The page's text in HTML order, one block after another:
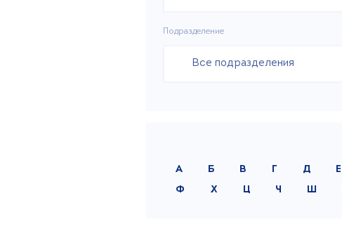
Подразделение
Все подразделения
А Б В Г Д Е
Ф
Х Ц Ч Ш